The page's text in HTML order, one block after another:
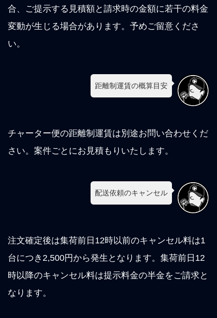
合、ご提示する見積額と請求時の金額に若干の料金
変動が生じる場合があります。予めご留意くださ
い。
距離制運賃の概算目安
チャーター便の距離制運賃は別途お問い合わせくだ
さい。案件ごとにお見積もりいたします。
配送依頼のキャンセル
注文確定後は集荷前日12時以前のキャンセル料は1
台につき2,500円から発生となります。集荷前日12
時以降のキャンセル料は提示料金の半金をご請求と
なります。